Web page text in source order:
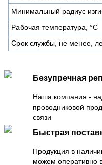
Минимальный радиус
Рабочая температура, °C
Срок службы, не менее,
Безупречная
Наша компания -
проводниковой
связи
Быстрая
Продукция в
можем оперативно